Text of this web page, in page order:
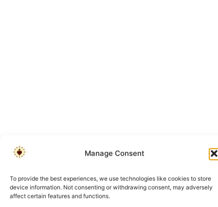
Manage Consent
To provide the best experiences, we use technologies like cookies to store
device information. Not consenting or withdrawing consent, may adversely
affect certain features and functions.